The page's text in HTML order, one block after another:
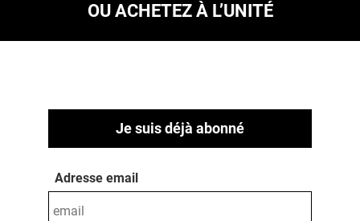
OU ACHETEZ À L’UNITÉ
Je suis déjà abonné
Adresse email